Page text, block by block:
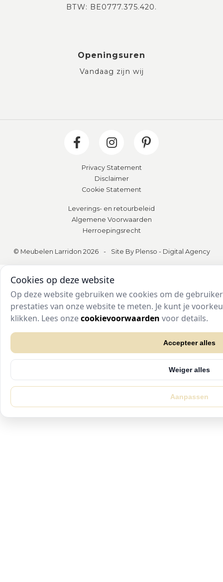
BTW: BE0777.375.420.
Openingsuren
Vandaag zijn wij
Privacy Statement
Disclaimer
Cookie Statement
Leverings- en retourbeleid
Algemene Voorwaarden
Herroepingsrecht
© Meubelen Larridon 2026 - Site By Plenso - Digital Agency
Cookies op deze website
Op deze website gebruiken we cookies om de
prestaties van onze website te meten. Je kunt je
klikken. Lees onzecookievoorwaarden voor details.
Accepteer alles
Weiger alles
Aanpassen